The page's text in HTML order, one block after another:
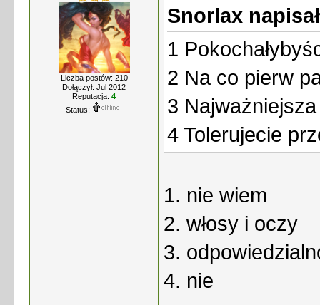
Liczba postów: 210
Dołączył: Jul 2012
Reputacja: 4
Status:
Snorlax
1
2 Na co pierw
3
4 Tolerujecie
1. nie wiem
2. włosy i oczy
3.
4. nie